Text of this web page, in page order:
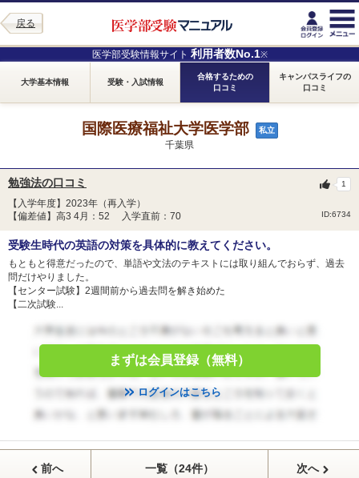
戻る
医学部受験情報サイト 利用者数No.1※
大学基本情報 受験・入試情報
合格するための
口コミ
キャンパスライフの
口コミ
国際医療福祉大学医学部 私立
千葉県
勉強法の口コミ
【入学年度】2023年（再入学）
【偏差値】高3 4月：52 入学直前：70
ID:6734
1
受験生時代の英語の対策を具体的に教えてください。
もともと得意だったので、単語や文法のテキストには取り組んでおらず、過去
問だけやりました。
【センター試験】2週間前から過去問を解き始めた
【二次試験...
まずは会員登録（無料）
ログインはこちら
前へ 一覧（24件） 次へ